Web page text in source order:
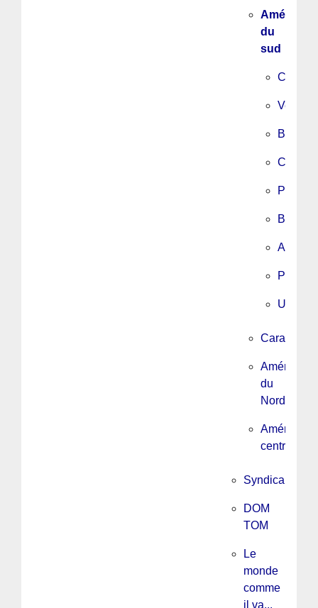
Amérique
du
sud
Chili
Brésil
Bolivie
Pérou
Caraïbes
Amérique
du
Nord
Amérique
centrale
Syndicalisme
DOM
TOM
Le
monde
comme
il va...